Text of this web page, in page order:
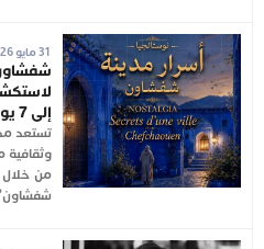
31 مايو 2026
إلى 7 يونيو
تستعد
من خلال